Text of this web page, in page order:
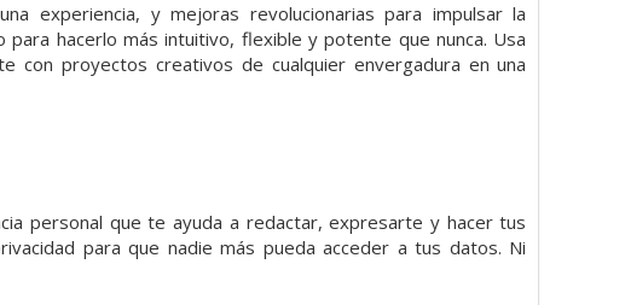
experiencia, y mejoras revolucionarias para impulsar la
hacerlo más intuitivo, flexible y potente que nunca. Usa
proyectos creativos de cualquier envergadura en una
personal que te ayuda a redactar, expresarte y hacer tus
para que nadie más pueda acceder a tus datos. Ni